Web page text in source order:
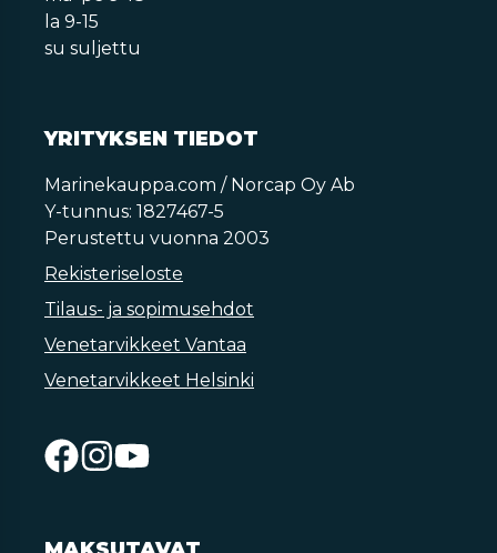
la 9-15
su suljettu
YRITYKSEN TIEDOT
Marinekauppa.com / Norcap Oy Ab
Y-tunnus: 1827467-5
Perustettu vuonna 2003
Rekisteriseloste
Tilaus- ja sopimusehdot
Venetarvikkeet Vantaa
Venetarvikkeet Helsinki